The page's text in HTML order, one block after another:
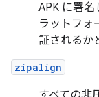
APK に署名
ラットフォ
証されるか
zipalign